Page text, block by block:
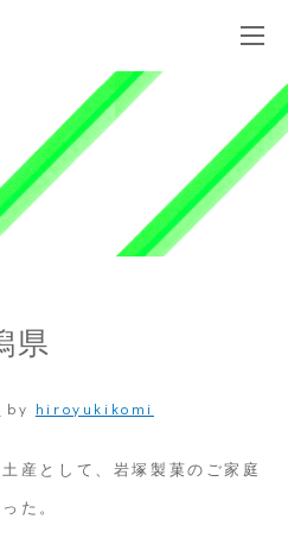
県
by hiroyukikomi
産として、岩塚製菓のご家庭
た。